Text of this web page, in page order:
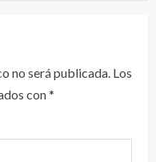
no será publicada. Los
con*